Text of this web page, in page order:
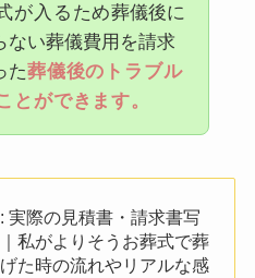
が入るため葬儀後に
ない葬儀費用を請求
た葬儀後のトラブル
とができます。
実際の見積書・請求書写
私がよりそうお葬式で葬
た時の流れやリアルな感